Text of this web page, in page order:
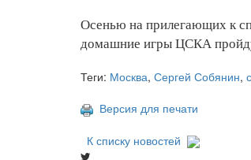
Осенью на прилегающих к
домашние игры ЦСКА
Теги: Москва, Сергей Собянин,
Версия для печати
К списку новостей